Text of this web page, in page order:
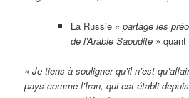
La Russie « partage les
de l’Arabie Saoudite » quant
« Je tiens à souligner qu’il n’est
pays comme l’Iran, qui est établi